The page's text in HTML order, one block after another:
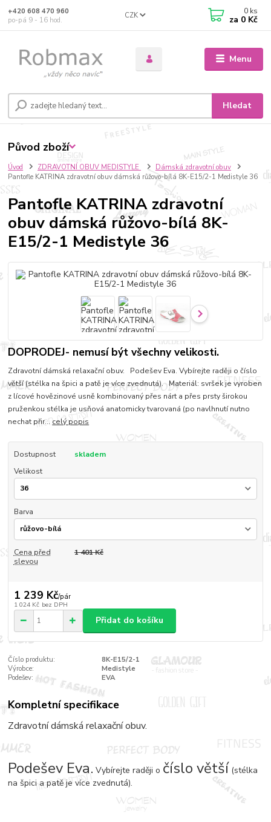
Menu
CZK
Hledat
+420 608 470 960
po-pá 9 - 16 hod.
0 ks
za 0 Kč
Úvod ZDRAVOTNÍ OBUV MEDISTYLE
Dámská zdravotní obuv
Pantofle KATRINA zdravotní obuv dámská růžovo-bílá 8K-E15/2-1 Medistyle 36
Pantofle KATRINA zdravotní
obuv dámská růžovo-bílá 8K-
E15/2-1 Medistyle 36
DOPRODEJ- nemusí být všechny velikosti.
Zdravotní dámská relaxační obuv. Podešev Eva. Vybírejte raději o číslo
větší (stélka na špici a patě je více zvednutá). Materiál: svršek je vyroben
z lícové hovězinové usně kombinovaný přes nárt a přes prsty širokou
pruženkou stélka je usňová anatomicky tvarovaná (po navlhnutí nutno
nechat přir... celý popis
Dostupnost
skladem
Velikost
Barva
Cena před
slevou
1 401 Kč
1 239 Kč/pár
1 024 Kč bez DPH
Přidat do košíku
Číslo produktu:
8K-E15/2-1
Výrobce:
Medistyle
Podešev:
EVA
Kompletní specifikace
Zdravotní dámská relaxační obuv.
Podešev Eva. Vybírejte raději o číslo větší (stélka
na špici a patě je více zvednutá).
Původ zboží